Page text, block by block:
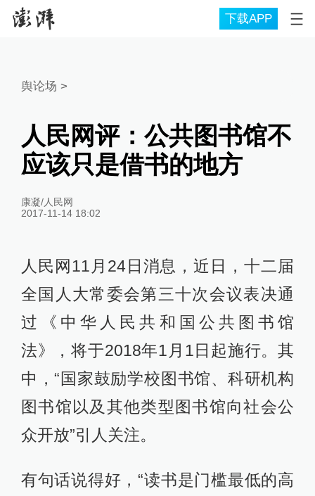
下载APP
舆论场 >
人民网评：公共图书馆不
应该只是借书的地方
康凝/人民网
2017-11-14 18:02
人民网11月24日消息，近日，十二届
全国人大常委会第三十次会议表决通
过《中华人民共和国公共图书馆
法》，将于2018年1月1日起施行。其
中，“国家鼓励学校图书馆、科研机构
图书馆以及其他类型图书馆向社会公
众开放”引人关注。
有句话说得好，“读书是门槛最低的高